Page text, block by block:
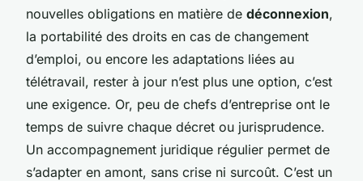
nouvelles obligations en matière de déconnexion,
la portabilité des droits en cas de changement
d’emploi, ou encore les adaptations liées au
télétravail, rester à jour n’est plus une option, c’est
une exigence. Or, peu de chefs d’entreprise ont le
temps de suivre chaque décret ou jurisprudence.
Un accompagnement juridique régulier permet de
s’adapter en amont, sans crise ni surcoût. C’est un